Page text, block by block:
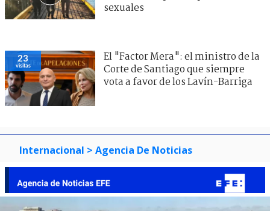
sexuales
23
visitas
El "Factor Mera": el ministro de la
Corte de Santiago que siempre
vota a favor de los Lavín-Barriga
Internacional > Agencia De Noticias